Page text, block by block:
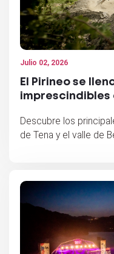
Julio 02, 2026
El Pirineo se
imprescindibles
Descubre los
de Tena y el valle de